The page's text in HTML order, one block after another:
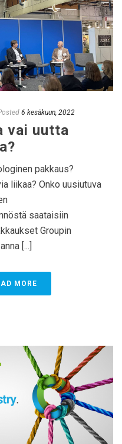
6 kesäkuun, 2022
vai uutta
pakkaus?
liikaa? Onko uusiutuva
saataisiin
Groupin
[...]
MORE